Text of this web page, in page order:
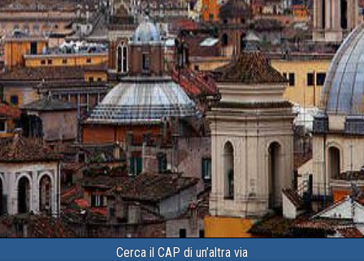
Cerca il CAP di un’altra via